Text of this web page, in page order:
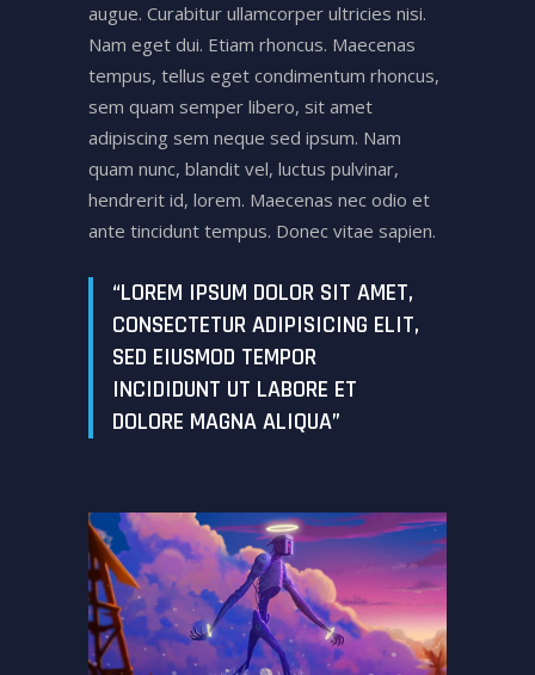
augue. Curabitur ullamcorper ultricies nisi.
Nam eget dui. Etiam rhoncus. Maecenas
tempus, tellus eget condimentum rhoncus,
sem quam semper libero, sit amet
adipiscing sem neque sed ipsum. Nam
quam nunc, blandit vel, luctus pulvinar,
hendrerit id, lorem. Maecenas nec odio et
ante tincidunt tempus. Donec vitae sapien.
“LOREM IPSUM DOLOR SIT AMET,
CONSECTETUR ADIPISICING ELIT,
SED EIUSMOD TEMPOR
INCIDIDUNT UT LABORE ET
DOLORE MAGNA ALIQUA”